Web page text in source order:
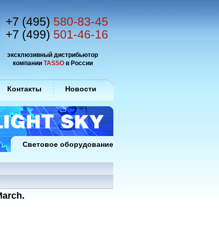
эксклюзивный дистрибьютор
компании TASSOв России
+7 (495) 580-83-45
+7 (499) 501-46-16
Контакты Новости
Световое оборудование